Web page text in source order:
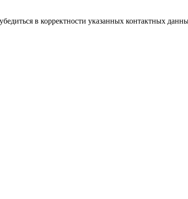
в корректности указанных контактных